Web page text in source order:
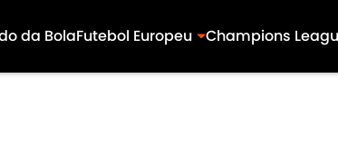
da BolaFutebol Europeu Champions